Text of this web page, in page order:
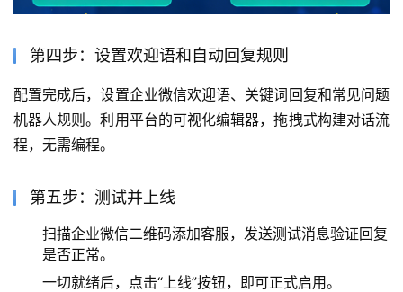
第四步：设置欢迎语和自动回复规则
配置完成后，设置企业微信欢迎语、关键词回复和常见问题
机器人规则。利用平台的可视化编辑器，拖拽式构建对话流
程，无需编程。
第五步：测试并上线
扫描企业微信二维码添加客服，发送测试消息验证回复
是否正常。
一切就绪后，点击“上线”按钮，即可正式启用。